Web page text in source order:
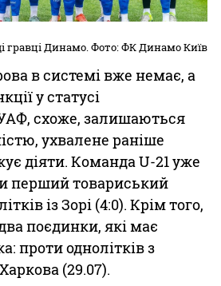
гравці Динамо. Фото: ФК Динамо Київ
в системі вже немає, а
у статусі
схоже, залишаються
ухвалене раніше
діяти. Команда U-21 уже
перший товариський
із Зорі (4:0). Крім того,
поєдинки, які має
проти однолітків з
(29.07).